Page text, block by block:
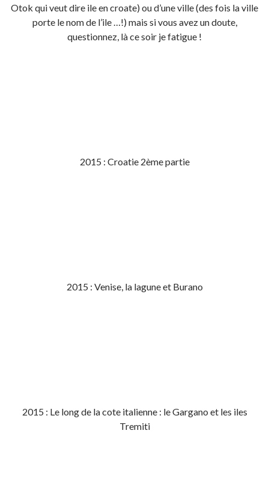
Otok qui veut dire ile en croate) ou d’une ville (des fois la ville
porte le nom de l’ile …!) mais si vous avez un doute,
questionnez, là ce soir je fatigue !
2015 : Croatie 2ème partie
2015 : Venise, la lagune et Burano
2015 : Le long de la cote italienne : le Gargano et les iles
Tremiti